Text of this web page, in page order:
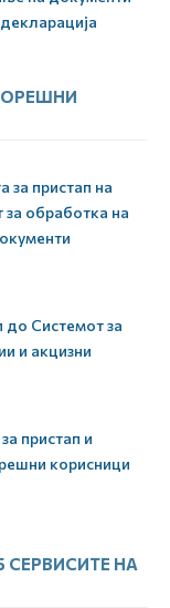
за пристап на
обработка на
до Системот за
и акцизни
пристап и
корисници
СЕРВИСИТЕ НА